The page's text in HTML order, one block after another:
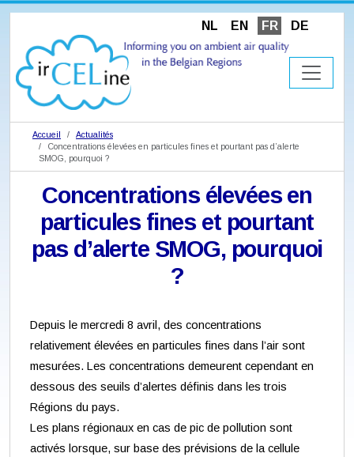
NL EN FR DE
Accueil
Actualités
Concentrations élevées en particules fines et pourtant pas d’alerte
SMOG, pourquoi ?
Concentrations élevées en
particules fines et pourtant
pas d’alerte SMOG, pourquoi
?
Depuis le mercredi 8 avril, des concentrations
relativement élevées en particules fines dans l’air sont
mesurées. Les concentrations demeurent cependant en
dessous des seuils d’alertes définis dans les trois
Régions du pays.
Les plans régionaux en cas de pic de pollution sont
activés lorsque, sur base des prévisions de la cellule